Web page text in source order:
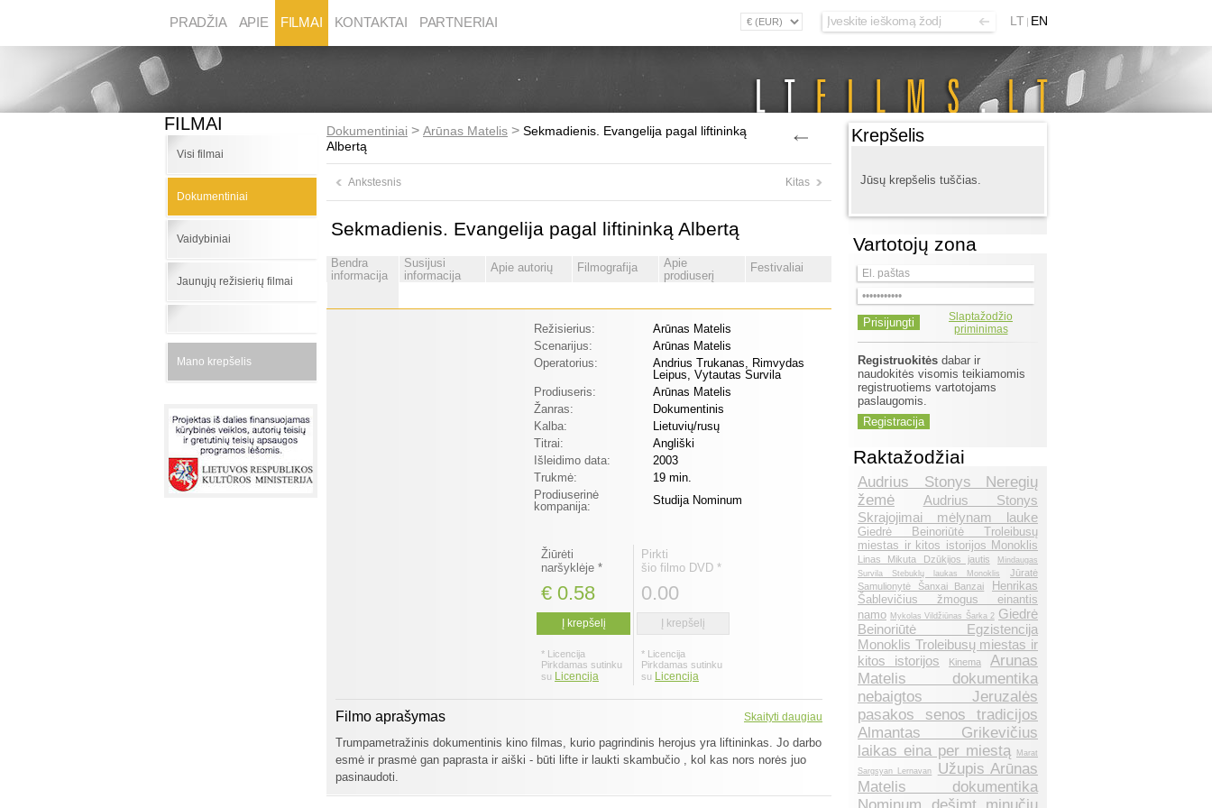
LT EN
PRADŽIA APIE FILMAI KONTAKTAI PARTNERIAI
FILMAI
Visi filmai
Dokumentiniai
Vaidybiniai
Jaunųjų režisierių filmai
Mano krepšelis
Dokumentiniai > Arūnas Matelis > Sekmadienis. Evangelija pagal liftininką
Albertą
Ankstesnis Kitas
Sekmadienis. Evangelija pagal liftininką Albertą
Bendra
informacija
Susijusi
informacija
Apie autorių Filmografija
Apie
prodiuserį
Festivaliai
Režisierius:
Arūnas Matelis
Scenarijus:
Arūnas Matelis
Operatorius:
Andrius Trukanas, Rimvydas
Leipus, Vytautas Survila
Prodiuseris:
Arūnas Matelis
Žanras:
Dokumentinis
Kalba:
Lietuvių/rusų
Titrai:
Angliški
Išleidimo data:
2003
Trukmė:
19 min.
Prodiuserinė
kompanija:
Studija Nominum
Žiūrėti
naršyklėje *
€ 0.58
Į krepšelį
* Licencija
Pirkdamas sutinku
su Licencija
Pirkti
šio filmo DVD *
0.00
Į krepšelį
* Licencija
Pirkdamas sutinku
su Licencija
Filmo aprašymas Skaityti daugiau
Trumpametražinis dokumentinis kino filmas, kurio pagrindinis herojus yra liftininkas. Jo darbo
esmė ir prasmė gan paprasta ir aiški - būti lifte ir laukti skambučio , kol kas nors norės juo
pasinaudoti.
Krepšelis
Jūsų krepšelis tuščias.
Vartotojų zona
Slaptažodžio
priminimas
Registruokitės dabar ir
naudokitės visomis teikiamomis
registruotiems vartotojams
paslaugomis.
Raktažodžiai
Audrius Stonys Neregių
žemė
Audrius Stonys
Skrajojimai mėlynam lauke
Giedrė Beinoriūtė Troleibusų
miestas ir kitos istorijos Monoklis
Linas Mikuta Dzūkijos jautis
Mindaugas
Survila Stebuklų laukas Monoklis
Jūratė
Samulionytė Šanxai Banzai
Henrikas
Šablevičius žmogus einantis
namo Mykolas Vildžiūnas Šarka 2 Giedrė
Beinoriūtė Egzistencija
Monoklis Troleibusų miestas ir
kitos istorijos
Kinema
Arunas
Matelis dokumentika
nebaigtos Jeruzalės
pasakos senos tradicijos
Almantas Grikevičius
laikas eina per miestą
Marat
Sargsyan Lernavan
Užupis Arūnas
Matelis dokumentika